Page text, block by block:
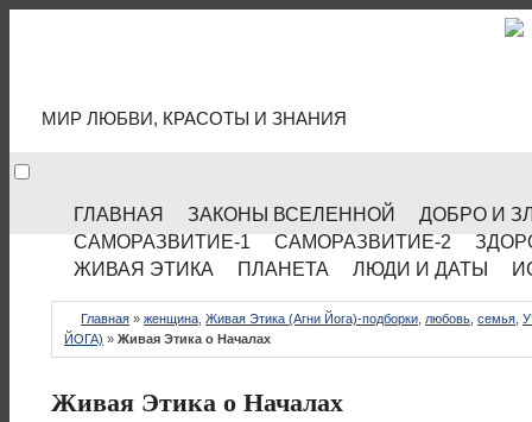
МИР ЛЮБВИ, КРАСОТЫ И ЗНАНИЯ
ГЛАВНАЯ ЗАКОНЫ ВСЕЛЕННОЙ
ДОБРО И
САМОРАЗВИТИЕ-1
САМОРАЗВИТИЕ-2
ЖИВАЯ ЭТИКА
ПЛАНЕТА ЛЮДИ И ДАТЫ
Главная » женщина Живая Этика (Агни Йога)-подборки любовь семья
ЙОГА) » Живая Этика о Началах
Живая Этика о Началах